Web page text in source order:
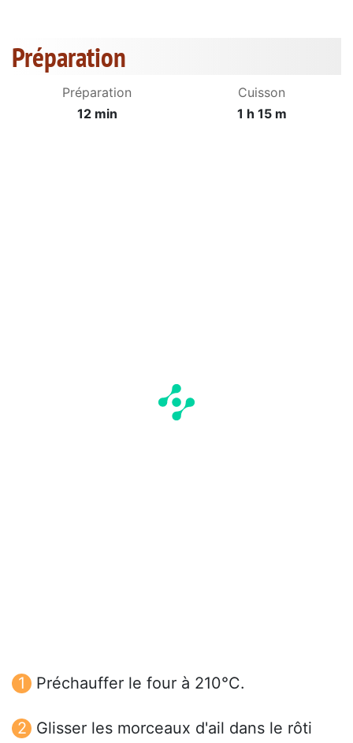
Préparation
Préparation
12 min
Cuisson
1 h 15 m
Préchauffer le four à 210°C.
Glisser les morceaux d'ail dans le rôti